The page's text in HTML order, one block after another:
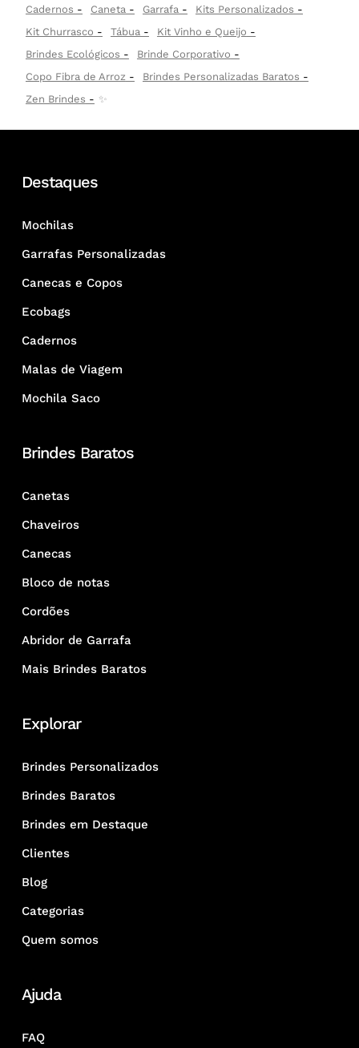
Cadernos
Caneta Garrafa
Kits Personalizados
Kit Churrasco
Tábua
Kit Vinho e Queijo
Brindes Ecológicos
Brinde Corporativo
Copo Fibra de Arroz
Brindes Personalizadas Baratos
Zen Brindes
✨
Destaques
Mochilas
Garrafas Personalizadas
Canecas e Copos
Ecobags
Cadernos
Malas de Viagem
Mochila Saco
Brindes Baratos
Canetas
Chaveiros
Canecas
Bloco de notas
Cordões
Abridor de Garrafa
Mais Brindes Baratos
Explorar
Brindes Personalizados
Brindes Baratos
Brindes em Destaque
Clientes
Blog
Categorias
Quem somos
Ajuda
FAQ